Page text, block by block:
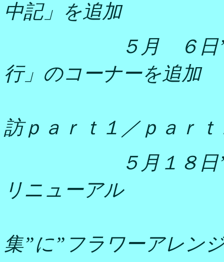
中記」を追加
５月 ６日
行」のコーナーを追加
訪ｐａｒｔ１／ｐａｒ
５月１８
リニューアル
集”に”フラワーアレン